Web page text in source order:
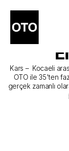
Kars
Kars –  Kocaeli
OTO ile 35'ten
gerçek zamanlı